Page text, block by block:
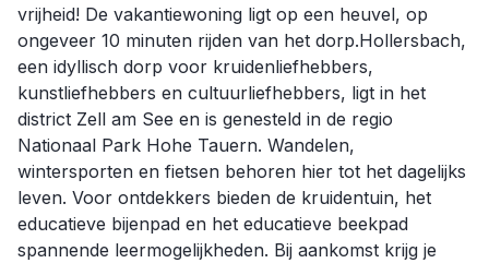
vrijheid! De vakantiewoning ligt op een heuvel, op
ongeveer 10 minuten rijden van het dorp.Hollersbach,
een idyllisch dorp voor kruidenliefhebbers,
kunstliefhebbers en cultuurliefhebbers, ligt in het
district Zell am See en is genesteld in de regio
Nationaal Park Hohe Tauern. Wandelen,
wintersporten en fietsen behoren hier tot het dagelijks
leven. Voor ontdekkers bieden de kruidentuin, het
educatieve bijenpad en het educatieve beekpad
spannende leermogelijkheden. Bij aankomst krijg je